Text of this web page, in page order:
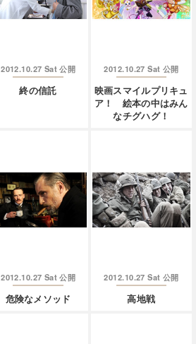
2012.10.27 Sat 公開
終の信託
2012.10.27 Sat 公開
映画スマイルプリキュ
ア！ 絵本の中はみん
なチグハグ！
2012.10.27 Sat 公開
危険なメソッド
2012.10.27 Sat 公開
高地戦